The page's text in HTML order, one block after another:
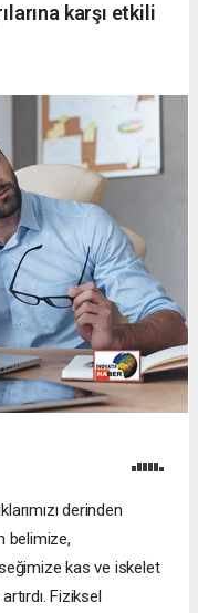
karşı etkili
derinden
belimize,
kas ve iskelet
Fiziksel